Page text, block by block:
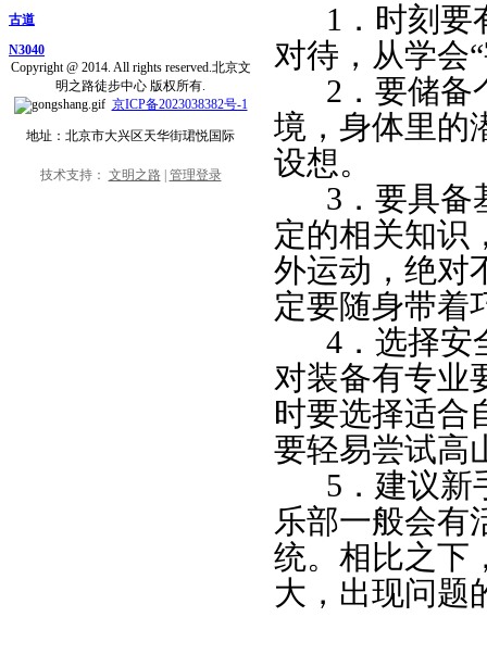
1．时刻要
对待，从学会
2．要储备
境，身体里的
设想。
3．要具备
定的相关知识
外运动，绝对
定要随身带着
4．选择安
对装备有专业
时要选择适合
要轻易尝试高
5．建议新
乐部一般会有
统。相比之下
大，出现问题
古道
N3040
Copyright @ 2014. All rights reserved.北京文
明之路徒步中心 版权所有.
京ICP备2023038382号-1
地址：北京市大兴区天华街珺悦国际
技术支持： 文明之路| 管理登录